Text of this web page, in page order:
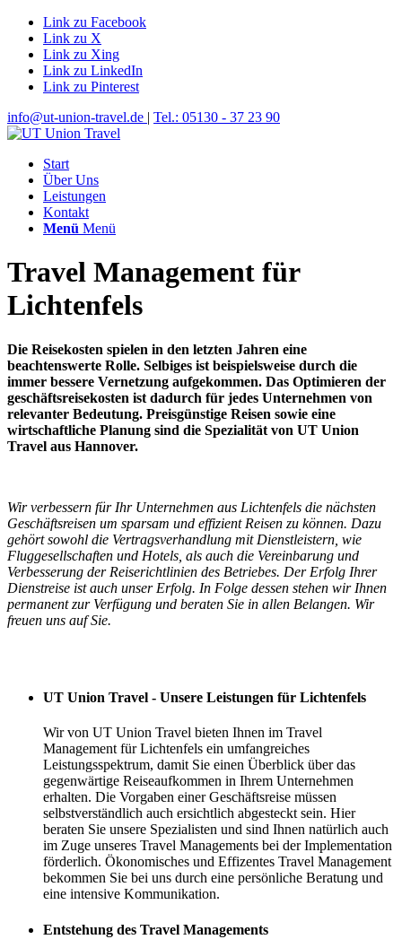
Link zu Facebook
Link zu X
Link zu Xing
Link zu LinkedIn
Link zu Pinterest
info@ut-union-travel.de | Tel.: 05130 - 37 23 90
Start
Über Uns
Leistungen
Kontakt
Menü Menü
Travel Management für
Lichtenfels
Die Reisekosten spielen in den letzten Jahren eine
beachtenswerte Rolle. Selbiges ist beispielsweise durch die
immer bessere Vernetzung aufgekommen. Das Optimieren der
geschäftsreisekosten ist dadurch für jedes Unternehmen von
relevanter Bedeutung. Preisgünstige Reisen sowie eine
wirtschaftliche Planung sind die Spezialität von UT Union
Travel aus Hannover.
Wir verbessern für Ihr Unternehmen aus Lichtenfels die nächsten
Geschäftsreisen um sparsam und effizient Reisen zu können. Dazu
gehört sowohl die Vertragsverhandlung mit Dienstleistern, wie
Fluggesellschaften und Hotels, als auch die Vereinbarung und
Verbesserung der Reiserichtlinien des Betriebes. Der Erfolg Ihrer
Dienstreise ist auch unser Erfolg. In Folge dessen stehen wir Ihnen
permanent zur Verfügung und beraten Sie in allen Belangen. Wir
freuen uns auf Sie.
UT Union Travel - Unsere Leistungen für Lichtenfels
Wir von UT Union Travel bieten Ihnen im Travel
Management für Lichtenfels ein umfangreiches
Leistungsspektrum, damit Sie einen Überblick über das
gegenwärtige Reiseaufkommen in Ihrem Unternehmen
erhalten. Die Vorgaben einer Geschäftsreise müssen
selbstverständlich auch ersichtlich abgesteckt sein. Hier
beraten Sie unsere Spezialisten und sind Ihnen natürlich auch
im Zuge unseres Travel Managements bei der Implementation
förderlich. Ökonomisches und Effizentes Travel Management
bekommen Sie bei uns durch eine persönliche Beratung und
eine intensive Kommunikation.
Entstehung des Travel Managements